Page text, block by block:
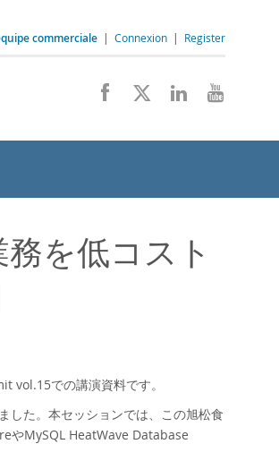
commerciale | Connexion | Register
を低コスト
vol.15での講演資料です。
した。本セッションでは、この旭松食
やMySQL HeatWave Database